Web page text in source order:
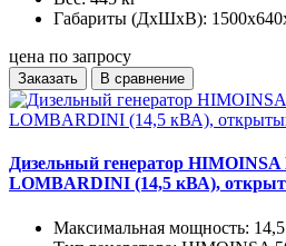
Габариты (ДхШхВ):
цена по запросу
Заказать В сравнение
Дизельный генератор
LOMBARDINI (14,5 кВА),
Максимальная мощность: